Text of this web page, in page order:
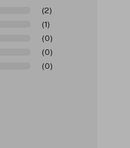
(2)
(1)
(0)
(0)
(0)